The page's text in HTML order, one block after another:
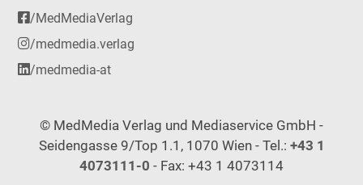
/MedMediaVerlag
/medmedia.verlag
/medmedia-at
© MedMedia Verlag und Mediaservice GmbH -
Seidengasse 9/Top 1.1, 1070 Wien - Tel.: +43 1
4073111-0 - Fax: +43 1 4073114